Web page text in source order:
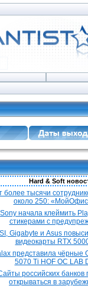
Hard & Soft
более тысячи
около 250:
Sony начала клеймить
стикерами с
Gigabyte и Asus
видеокарты RTX
представила чёрные
5070 Ti HOF OC LAB
российских банков
открываться в